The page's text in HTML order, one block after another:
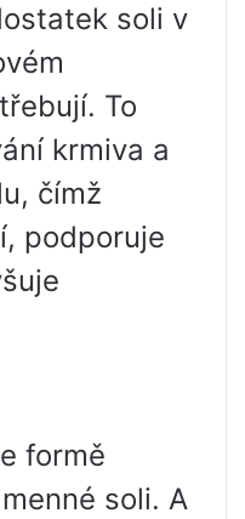
soli v
To
krmiva a
čímž
podporuje
formě
soli. A